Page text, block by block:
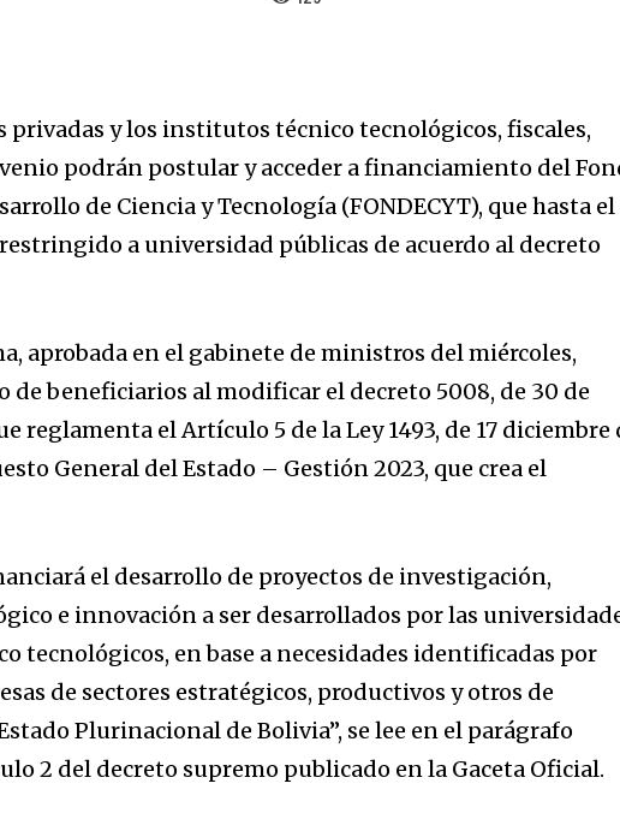
privadas y los institutos técnico tecnológicos, fiscales,
podrán postular y acceder a financiamiento del
de Ciencia y Tecnología (FONDECYT), que hasta el
a universidad públicas de acuerdo al decreto
aprobada en el gabinete de ministros del miércoles,
de beneficiarios al modificar el decreto 5008, de 30 de
reglamenta el Artículo 5 de la Ley 1493, de 17 diciembre
General del Estado – Gestión 2023, que crea el
el desarrollo de proyectos de investigación,
e innovación a ser desarrollados por las
tecnológicos, en base a necesidades identificadas por
de sectores estratégicos, productivos y otros de
Plurinacional de Bolivia”, se lee en el parágrafo
2 del decreto supremo publicado en la Gaceta Oficial.